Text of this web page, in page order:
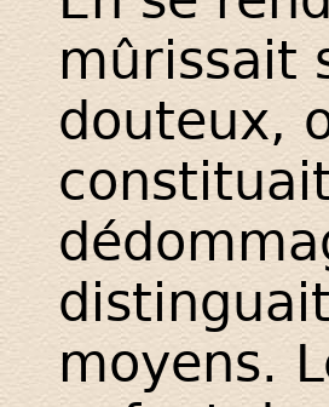
mûrissait
douteux,
moyens.